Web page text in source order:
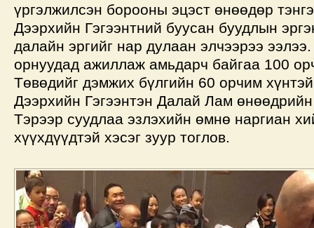
үргэлжилсэн борооны эцэст өнөөдөр
Дээрхийн Гэгээнтний буусан буудлын
далайн эргийг нар дулаан элчээрээ
орнуудад ажиллаж амьдарч байгаа 100
Төвөдийг дэмжих бүлгийн 60 орчим
Дээрхийн Гэгээнтэн Далай Лам
Тэрээр суудлаа эзлэхийн өмнө наргиан
хүүхдүүдтэй хэсэг зуур тоглов.